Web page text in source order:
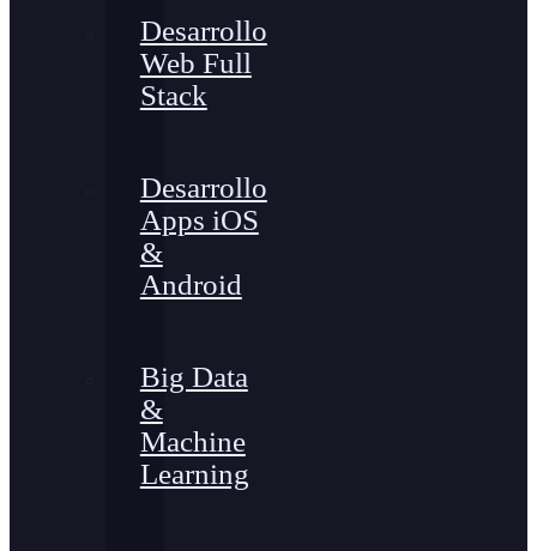
Desarrollo
Web Full
Stack
Desarrollo
Apps iOS
&
Android
Big Data
&
Machine
Learning